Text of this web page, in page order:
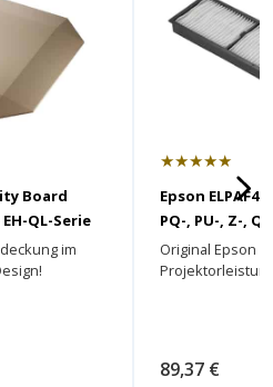
Board
QL-Serie
im
★★★★★
Epson
PQ-, PU-, Z-,
Original Epson
89,37 €